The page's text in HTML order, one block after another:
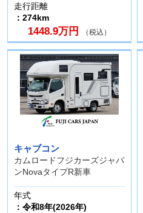
走行距離
：274km
1448.9万円 （税込）
キャブコン
カムロードフジカーズジャパ
ンNovaタイプR新車
年式
：令和8年(2026年)